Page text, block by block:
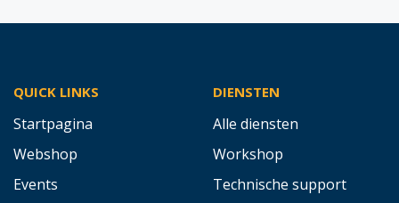
QUICK LINKS
Startpagina
Webshop
Events
DIENSTEN
Alle diensten
Workshop
Technische support